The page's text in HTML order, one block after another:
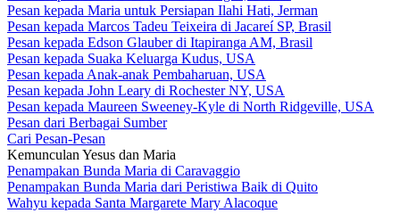
Pesan kepada Maria untuk Persiapan Ilahi Hati, Jerman
Pesan kepada Marcos Tadeu Teixeira di Jacareí SP, Brasil
Pesan kepada Edson Glauber di Itapiranga AM, Brasil
Pesan kepada Suaka Keluarga Kudus, USA
Pesan kepada Anak-anak Pembaharuan, USA
Pesan kepada John Leary di Rochester NY, USA
Pesan kepada Maureen Sweeney-Kyle di North Ridgeville, USA
Pesan dari Berbagai Sumber
Cari Pesan-Pesan
Kemunculan Yesus dan Maria
Penampakan Bunda Maria di Caravaggio
Penampakan Bunda Maria dari Peristiwa Baik di Quito
Wahyu kepada Santa Margarete Mary Alacoque